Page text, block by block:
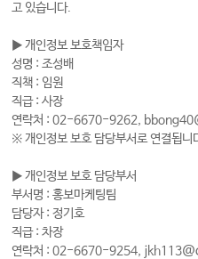
고 있습니다.
▶ 개인정보 보호책임자
성명 : 조성배
직책 : 임원
직급 : 사장
연락처 : 02-6670-9262,
※ 개인정보 보호 담당부서로 연결됩니
▶ 개인정보 보호 담당부서
부서명 : 홍보마케팅팀
담당자 : 정기호
직급 : 차장
연락처 : 02-6670-9254,